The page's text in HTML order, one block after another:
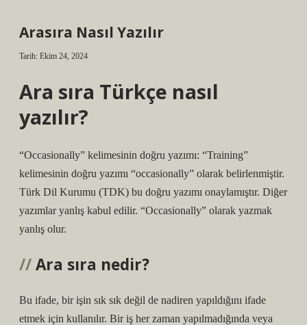
Arasıra Nasıl Yazılır
Tarih: Ekim 24, 2024
Ara sıra Türkçe nasıl
yazılır?
“Occasionally” kelimesinin doğru yazımı: “Training”
kelimesinin doğru yazımı “occasionally” olarak belirlenmiştir.
Türk Dil Kurumu (TDK) bu doğru yazımı onaylamıştır. Diğer
yazımlar yanlış kabul edilir. “Occasionally” olarak yazmak
yanlış olur.
Ara sıra nedir?
Bu ifade, bir işin sık sık değil de nadiren yapıldığını ifade
etmek için kullanılır. Bir iş her zaman yapılmadığında veya